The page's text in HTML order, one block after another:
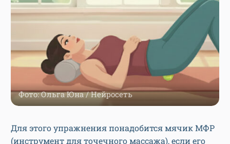
Фото: Ольга Юна / Нейросеть
Для этого упражнения понадобится мячик МФР
(инструмент для точечного массажа), если его